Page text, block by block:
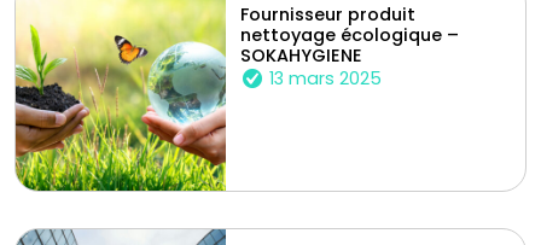
Fournisseur produit
nettoyage écologique –
SOKAHYGIENE
13 mars 2025